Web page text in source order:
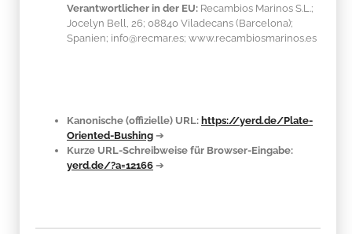
Verantwortlicher in der EU: Recambios Marinos S.L.;
Jocelyn Bell, 26; 08840 Viladecans (Barcelona);
Spanien; info@recmar.es; www.recambiosmarinos.es
Kanonische (offizielle) URL: https://yerd.de/Plate-
Oriented-Bushing ➔
Kurze URL-Schreibweise für Browser-Eingabe:
yerd.de/?a=12166 ➔